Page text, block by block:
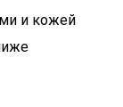
и кожей